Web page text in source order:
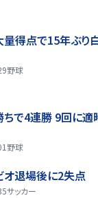
得点で15年ぶり
野球
で4連勝 9回に適
野球
退場後に2失点
サッカー